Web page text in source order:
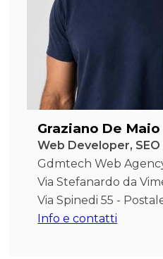
Graziano De Maio
Web Developer,
Gdmtech Web
Via Stefanardo da
Via Spinedi 55 -
Info e contatti